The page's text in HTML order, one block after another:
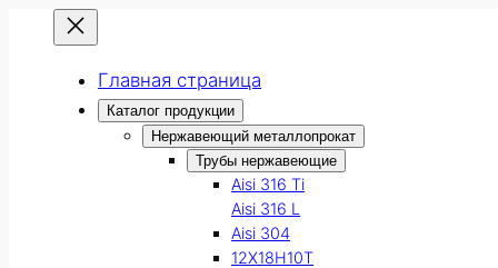
Главная страница
Каталог продукции
Нержавеющий металлопрокат
Трубы нержавеющие
Aisi 316 Ti
Aisi 316 L
Aisi 304
12Х18Н10Т